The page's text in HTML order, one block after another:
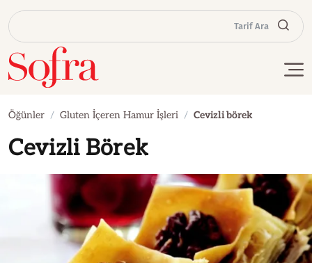
Tarif Ara
Öğünler Gluten İçeren Hamur İşleri Cevizli börek
Cevizli Börek